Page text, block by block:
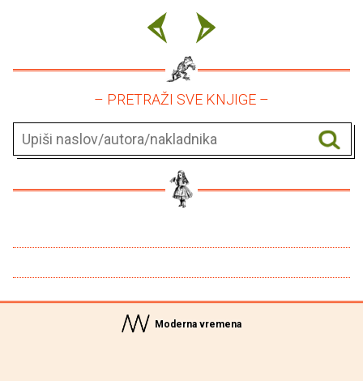
– PRETRAŽI SVE KNJIGE –
Moderna vremena